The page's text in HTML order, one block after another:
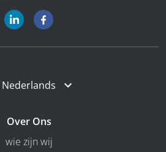
Nederlands
Over Ons
wie zijn wij